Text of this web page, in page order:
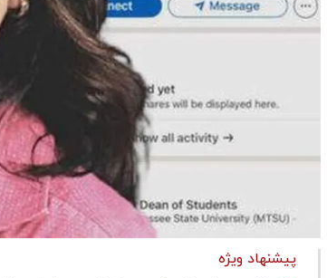
پیشنهاد ویژه